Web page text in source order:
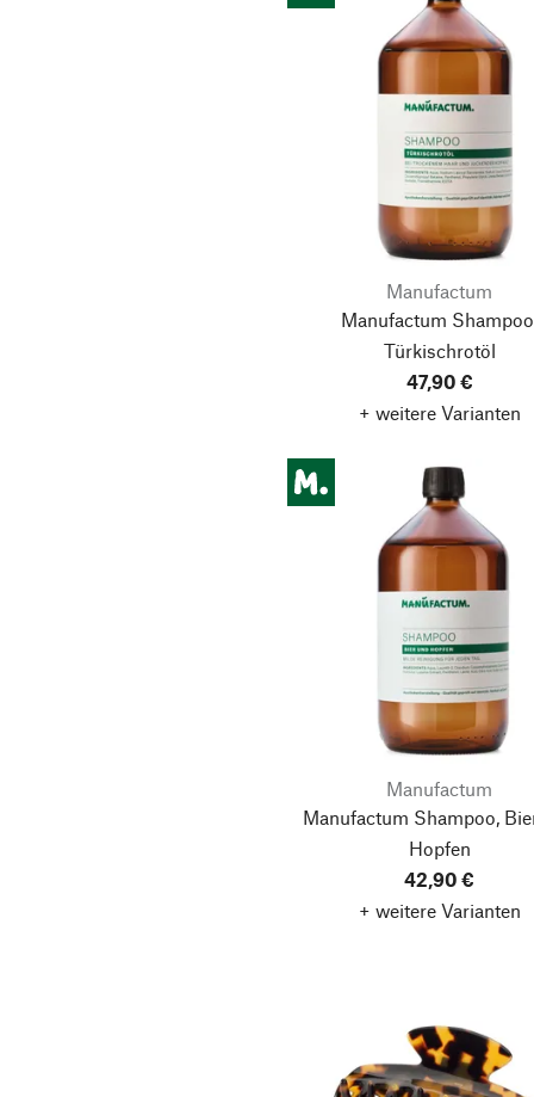
Manufactum
Manufactum
Türkischrotöl
47,90 €
+ weitere Varianten
Manufactum
Manufactum Shampoo,
Hopfen
42,90 €
+ weitere Varianten